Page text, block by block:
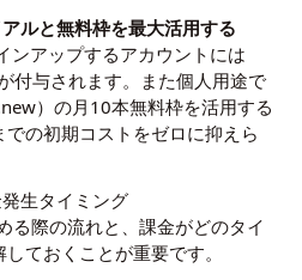
ルと無料枠を最大活用する
ンアップするアカウントには
付与されます。また個人用途で
）の月10本無料枠を活用する
の初期コストをゼロに抑えら
生タイミング
る際の流れと、課金がどのタイ
ておくことが重要です。